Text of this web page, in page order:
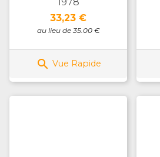
1978
Prix
33,23 €
au lieu de 35.00 €
 Vue Rapide